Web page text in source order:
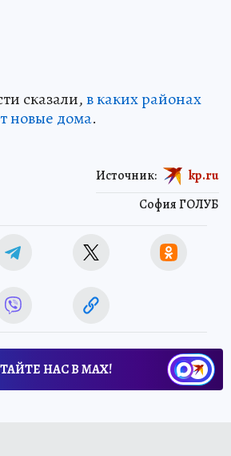
сказали,в каких районах
новые дома.
София ГОЛУБ
Источник: kp.ru
НАС В МАХ!